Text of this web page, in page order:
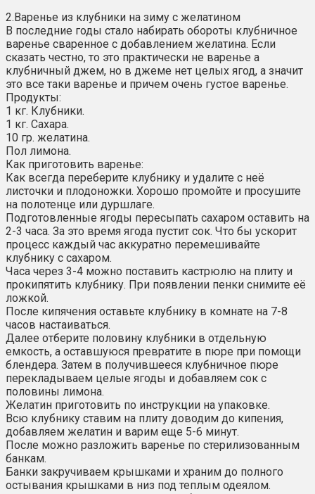
2.Варенье из клубники на зиму с желатином
В последние годы стало набирать обороты клубничное
варенье сваренное с добавлением желатина. Если
сказать честно, то это практически не варенье а
клубничный джем, но в джеме нет целых ягод, а значит
это все таки варенье и причем очень густое варенье.
Продукты:
1 кг. Клубники.
1 кг. Сахара.
10 гр. желатина.
Пол лимона.
Как приготовить варенье:
Как всегда переберите клубнику и удалите с неё
листочки и плодоножки. Хорошо промойте и просушите
на полотенце или дуршлаге.
Подготовленные ягоды пересыпать сахаром оставить на
2-3 часа. За это время ягода пустит сок. Что бы ускорит
процесс каждый час аккуратно перемешивайте
клубнику с сахаром.
Часа через 3-4 можно поставить кастрюлю на плиту и
прокипятить клубнику. При появлении пенки снимите её
ложкой.
После кипячения оставьте клубнику в комнате на 7-8
часов настаиваться.
Далее отберите половину клубники в отдельную
емкость, а оставшуюся превратите в пюре при помощи
блендера. Затем в получившееся клубничное пюре
перекладываем целые ягоды и добавляем сок с
половины лимона.
Желатин приготовить по инструкции на упаковке.
Всю клубнику ставим на плиту доводим до кипения,
добавляем желатин и варим еще 5-6 минут.
После можно разложить варенье по стерилизованным
банкам.
Банки закручиваем крышками и храним до полного
остывания крышками в низ под теплым одеялом.